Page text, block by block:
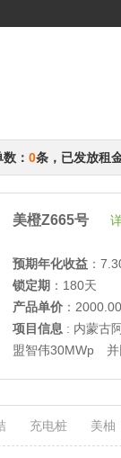
： 0条，已发放租
美橙Z665号
预期年化收益 ：
锁定期 ：180天
产品单价 ：
项目信息 : 内蒙古
盟智伟30MWp 并
充电桩 美柚